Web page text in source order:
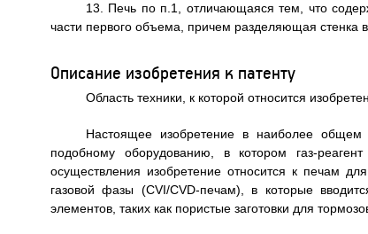
13. Печь по п.1, отличающаяся тем, что
части первого объема, причем разделяющая стенка
Описание изобретения к патенту
Область техники, к которой относится
Настоящее изобретение в наиболее общем
подобному оборудованию, в котором газ-
осуществления изобретение относится к печам
газовой фазы (CVI/CVD-печам), в которые
элементов, таких как пористые заготовки для